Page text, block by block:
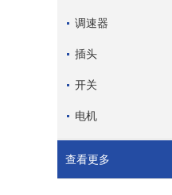
调速器
插头
开关
电机
查看更多